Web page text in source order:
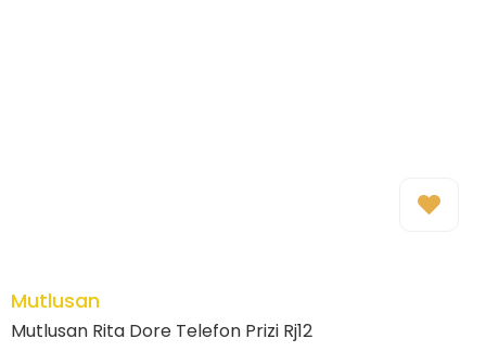
Mutlusan
Mutlusan Rita Dore Telefon Prizi Rj12